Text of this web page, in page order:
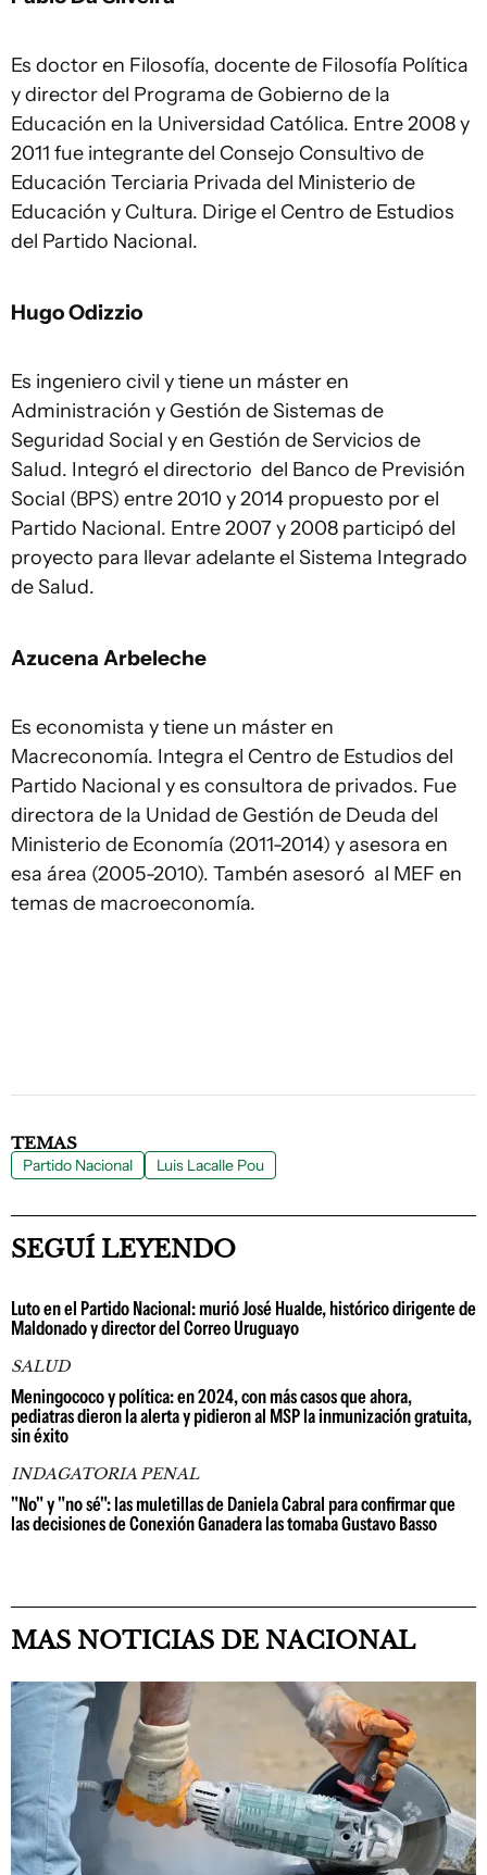
Es doctor en Filosofía, docente de Filosofía Política
y director del Programa de Gobierno de la
Educación en la Universidad Católica. Entre 2008 y
2011 fue integrante del Consejo Consultivo de
Educación Terciaria Privada del Ministerio de
Educación y Cultura. Dirige el Centro de Estudios
del Partido Nacional.
Hugo Odizzio
Es ingeniero civil y tiene un máster en
Administración y Gestión de Sistemas de
Seguridad Social y en Gestión de Servicios de
Salud. Integró el directorio del Banco de Previsión
Social (BPS) entre 2010 y 2014 propuesto por el
Partido Nacional. Entre 2007 y 2008 participó del
proyecto para llevar adelante el Sistema Integrado
de Salud.
Azucena Arbeleche
Es economista y tiene un máster en
Macreconomía. Integra el Centro de Estudios del
Partido Nacional y es consultora de privados. Fue
directora de la Unidad de Gestión de Deuda del
Ministerio de Economía (2011-2014) y asesora en
esa área (2005-2010). Tambén asesoró al MEF en
temas de macroeconomía.
TEMAS
Partido Nacional Luis Lacalle Pou
SEGUÍ LEYENDO
Luto en el Partido Nacional: murió José Hualde, histórico dirigente de
Maldonado y director del Correo Uruguayo
SALUD
Meningococo y política: en 2024, con más casos que ahora,
pediatras dieron la alerta y pidieron al MSP la inmunización gratuita,
sin éxito
INDAGATORIA PENAL
"No" y "no sé": las muletillas de Daniela Cabral para confirmar que
las decisiones de Conexión Ganadera las tomaba Gustavo Basso
MAS NOTICIAS DE NACIONAL